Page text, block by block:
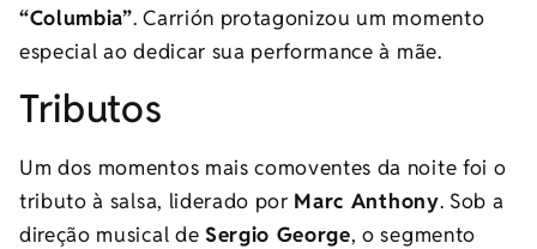
“Columbia”. Carrión protagonizou um momento
especial ao dedicar sua performance à mãe.
Tributos
Um dos momentos mais comoventes da noite foi o
tributo à salsa, liderado por Marc Anthony. Sob a
direção musical de Sergio George, o segmento